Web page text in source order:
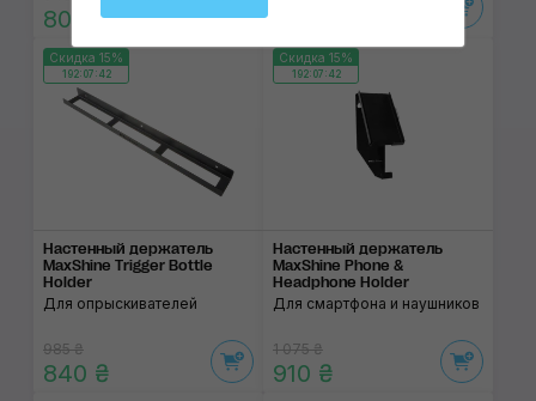
800 ₴
Скидка 15%
192:07:42
Настенный держатель
MaxShine Trigger Bottle
Holder
Для опрыскивателей
985 ₴
840 ₴
Скидка 15%
192:07:42
Настенный держатель
MaxShine Phone &
Headphone Holder
Для смартфона и наушников
1 075 ₴
910 ₴